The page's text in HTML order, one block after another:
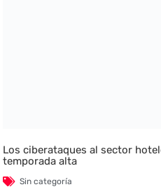
Los ciberataques al sector
temporada alta
Sin categoría